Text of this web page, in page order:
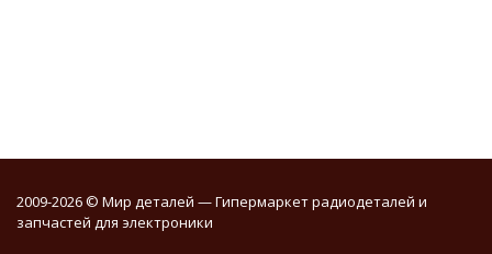
2009-2026 © Мир деталей — Гипермаркет радиодеталей и
запчастей для электроники